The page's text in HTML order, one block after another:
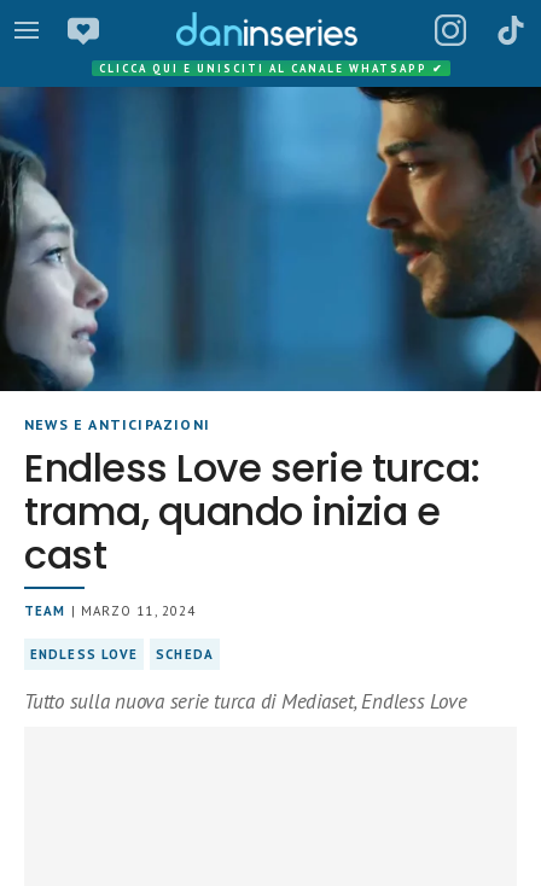
CLICCA QUI E UNISCITI AL CANALE WHATSAPP ✔
NEWS E ANTICIPAZIONI
Endless Love serie turca:
trama, quando inizia e
cast
TEAM | MARZO 11, 2024
ENDLESS LOVE SCHEDA
Tutto sulla nuova serie turca di Mediaset, Endless Love